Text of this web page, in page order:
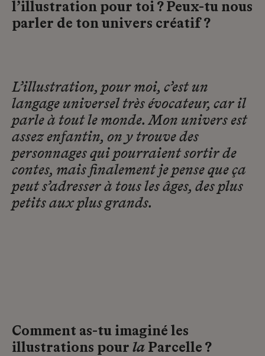
l’illustration pour toi ? Peux-tu nous
parler de ton univers créatif ?
L’illustration, pour moi, c’est un
langage universel très évocateur, car il
parle à tout le monde. Mon univers est
assez enfantin, on y trouve des
personnages qui pourraient sortir de
contes, mais finalement je pense que ça
peut s’adresser à tous les âges, des plus
petits aux plus grands.
Comment as-tu imaginé les
illustrations pour la Parcelle ?